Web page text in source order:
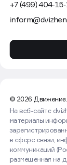
+7 (499) 404-
© 2026
На веб-сайте
материалы
в сфере связи,
коммуникаций
размещенная на